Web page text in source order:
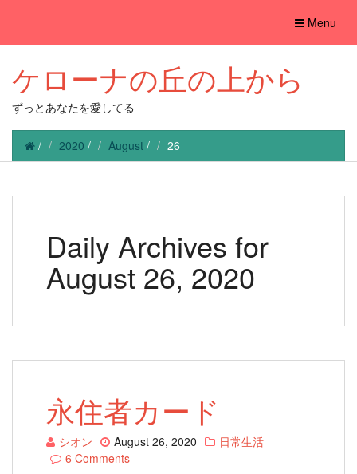
Toggle
Menu
ケローナの丘の上から
ずっとあなたを愛してる
/ 2020 / August / 26
Daily Archives for
August 26, 2020
永住者カード
シオン August 26, 2020
日常生活
6 Comments